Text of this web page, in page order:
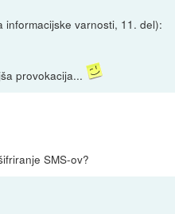
varnosti, 11. del):
provokacija...
SMS-ov?